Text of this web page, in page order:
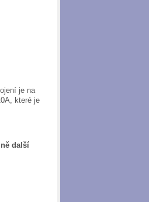
je na
které je
další